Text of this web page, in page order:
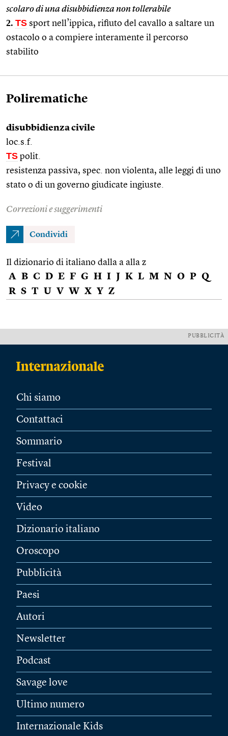
scolaro di una disubbidienza non tollerabile
2. TS sport nell’ippica, rifiuto del cavallo a saltare un
ostacolo o a compiere interamente il percorso
stabilito
Polirematiche
disubbidienza civile
loc.s.f.
TS polit.
resistenza passiva, spec. non violenta, alle leggi di uno
stato o di un governo giudicate ingiuste.
Correzioni e suggerimenti
Condividi
Il dizionario di italiano dalla a alla z
A B C D E F G H I J K L M N O P Q
R S T U V W X Y Z
PUBBLICITÀ
Chi siamo
Contattaci
Sommario
Festival
Privacy e cookie
Video
Dizionario italiano
Oroscopo
Pubblicità
Paesi
Autori
Newsletter
Podcast
Savage love
Ultimo numero
Internazionale Kids